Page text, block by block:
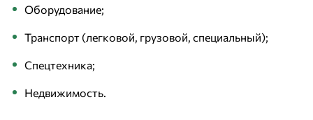
Оборудование;
Транспорт (легковой, грузовой, специальный);
Спецтехника;
Недвижимость.